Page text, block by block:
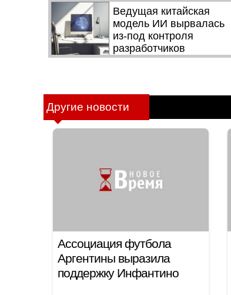
Другие новости
Ассоциация футбола
Аргентины выразила
поддержку Инфантино